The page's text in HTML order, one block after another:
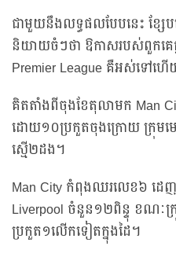
ជាមួយនឹងលទ្ធផលបែបនេះ ខ្សែប
និយាយចំៗថា ឱកាសរបស់ពួកគេក្
Premier League គឺអស់ទៅហ
គិតតាំងពីចុងខែតុលាមក Man
ដោយ១០ប្រកួតចុងក្រោយ ក្រុម
ស្មើ២ដង។
Man City កំពុងឈរលេខ៦ ដេ
Liverpool ចំនួន១២ពិន្ទុ ខណៈ
ប្រកួត១លើកទៀតក្នុងដៃ។